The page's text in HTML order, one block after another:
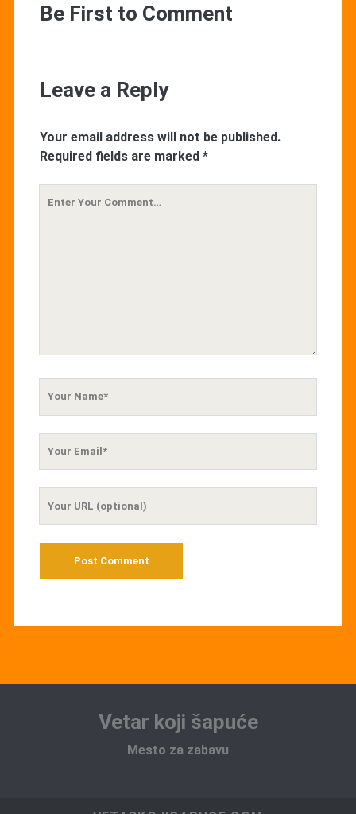
Be First to Comment
Leave a Reply
Your email address will not be published.
Required fields are marked *
Vetar koji šapuće
Mesto za zabavu